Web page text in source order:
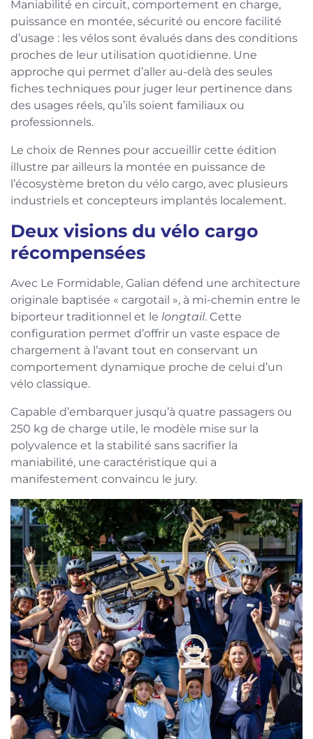
Maniabilité en circuit, comportement en charge,
puissance en montée, sécurité ou encore facilité
d’usage : les vélos sont évalués dans des conditions
proches de leur utilisation quotidienne. Une
approche qui permet d’aller au-delà des seules
fiches techniques pour juger leur pertinence dans
des usages réels, qu’ils soient familiaux ou
professionnels.
Le choix de Rennes pour accueillir cette édition
illustre par ailleurs la montée en puissance de
l’écosystème breton du vélo cargo, avec plusieurs
industriels et concepteurs implantés localement.
Deux visions du vélo cargo
récompensées
Avec Le Formidable, Galian défend une architecture
originale baptisée « cargotail », à mi-chemin entre le
biporteur traditionnel et le longtail. Cette
configuration permet d’offrir un vaste espace de
chargement à l’avant tout en conservant un
comportement dynamique proche de celui d’un
vélo classique.
Capable d’embarquer jusqu’à quatre passagers ou
250 kg de charge utile, le modèle mise sur la
polyvalence et la stabilité sans sacrifier la
maniabilité, une caractéristique qui a
manifestement convaincu le jury.